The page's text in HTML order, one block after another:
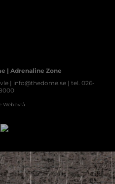
| Adrenaline Zone
| info@thedome.se | tel. 026-
Webbyrå